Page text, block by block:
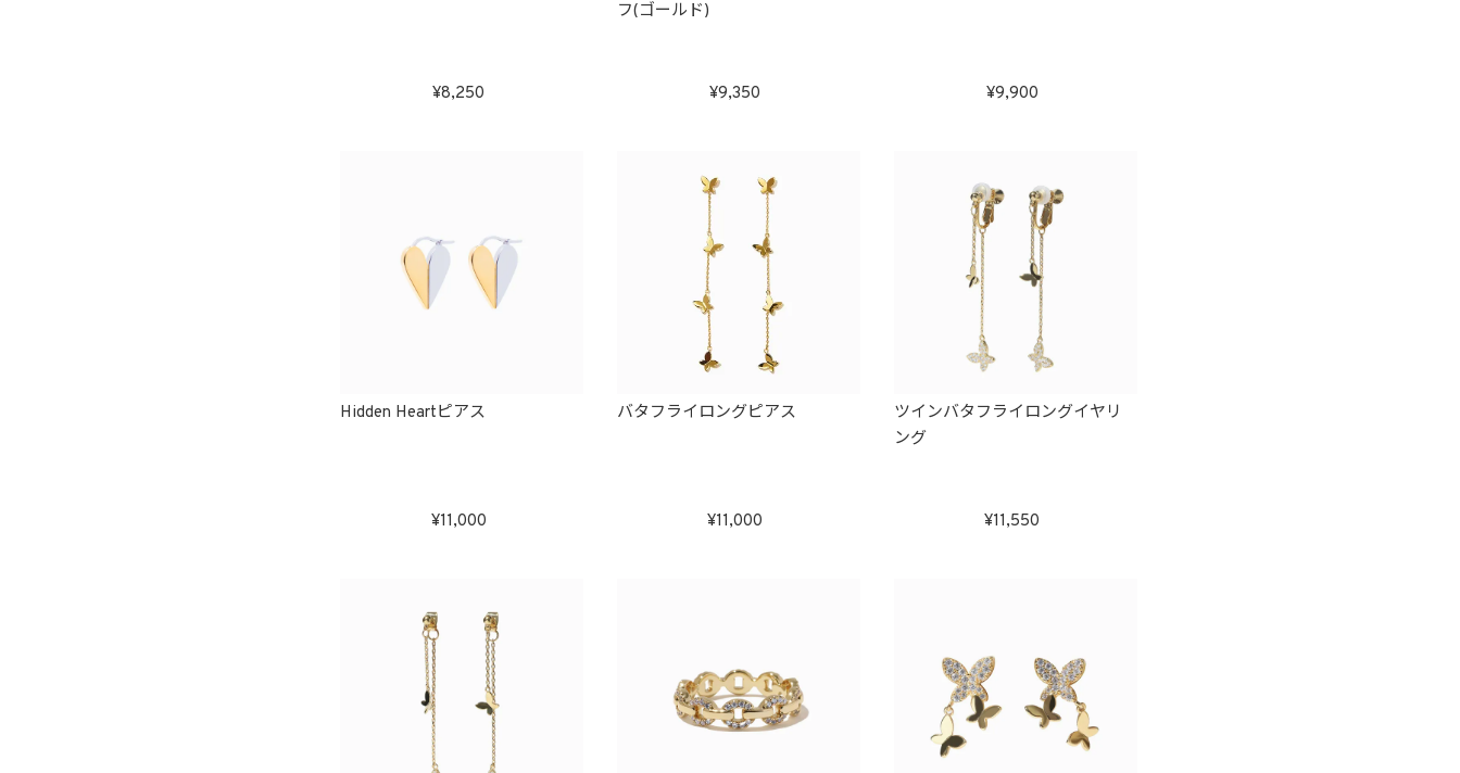
8,250
フ(ゴールド)
9,350 9,900
Hidden Heartピアス
11,000
バタフライロングピアス
11,000
ツインバタフライロングイヤリ
ング
11,550